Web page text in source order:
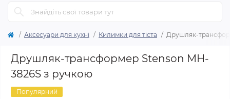
Аксесуари для кухні Килимки для тіста Друшляк-
Друшляк-трансформер Stenson MH-
3826S з ручкою
Популярний